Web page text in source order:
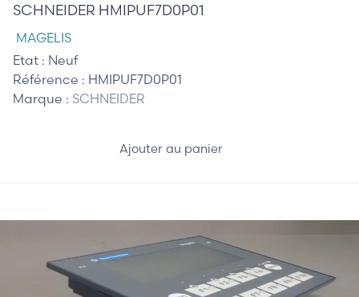
SCHNEIDER HMIPUF7D0P01
MAGELIS
Etat : Neuf
Référence : HMIPUF7D0P01
Marque : SCHNEIDER
Ajouter au panier